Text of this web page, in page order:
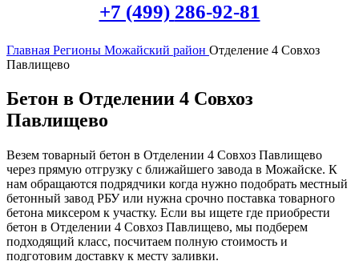
+7 (499) 286-92-81
Главная Регионы Можайский район Отделение 4 Совхоз
Павлищево
Бетон в Отделении 4 Совхоз
Павлищево
Везем товарный бетон в Отделении 4 Совхоз Павлищево
через прямую отгрузку с ближайшего завода в Можайске. К
нам обращаются подрядчики когда нужно подобрать местный
бетонный завод РБУ или нужна срочно поставка товарного
бетона миксером к участку. Если вы ищете где приобрести
бетон в Отделении 4 Совхоз Павлищево, мы подберем
подходящий класс, посчитаем полную стоимость и
подготовим доставку к месту заливки.